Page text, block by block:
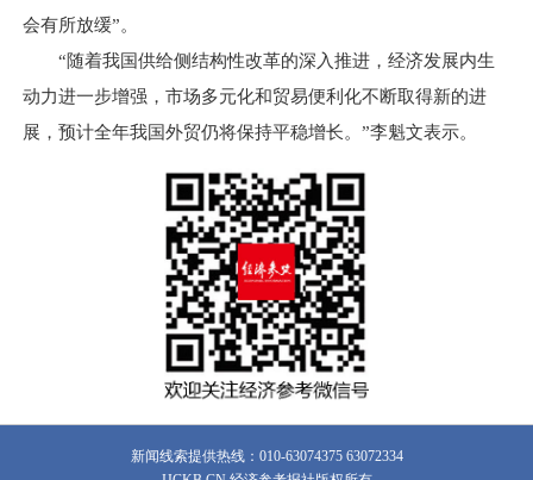
会有所放缓”。
“随着我国供给侧结构性改革的深入推进，经济发展内生
动力进一步增强，市场多元化和贸易便利化不断取得新的进
展，预计全年我国外贸仍将保持平稳增长。”李魁文表示。
新闻线索提供热线：010-63074375 63072334